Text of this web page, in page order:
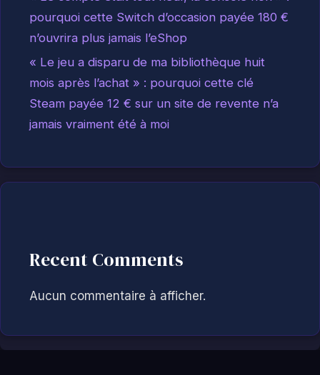
pourquoi cette Switch d’occasion payée 180 €
n’ouvrira plus jamais l’eShop
« Le jeu a disparu de ma bibliothèque huit
mois après l’achat » : pourquoi cette clé
Steam payée 12 € sur un site de revente n’a
jamais vraiment été à moi
Recent Comments
Aucun commentaire à afficher.